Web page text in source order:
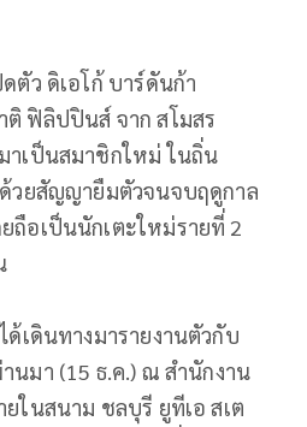
ตัว ดิเอโก้ บาร์ดันก้า
ติ ฟิลิปปินส์ จาก สโมสร
าเป็นสมาชิกใหม่ ในถิ่น
ด้วยสัญญายืมตัวจนจบฤดูกาล
ถือเป็นนักเตะใหม่รายที่ 2
ด้เดินทางมารายงานตัวกับ
นมา (15 ธ.ค.) ณ สำนักงาน
ในสนาม ชลบุรี ยูทีเอ สเต